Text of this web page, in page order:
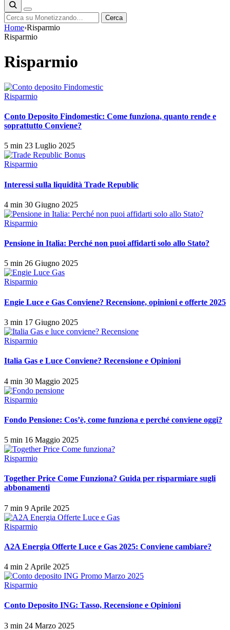
Cerca Cerca
Home›Risparmio
Risparmio
Risparmio
Risparmio
Conto Deposito Findomestic: Come funziona, quanto rende e
soprattutto Conviene?
5 min 23 Luglio 2025
Risparmio
Interessi sulla liquidità Trade Republic
4 min 30 Giugno 2025
Risparmio
Pensione in Italia: Perché non puoi affidarti solo allo Stato?
5 min 26 Giugno 2025
Risparmio
Engie Luce e Gas Conviene? Recensione, opinioni e offerte 2025
3 min 17 Giugno 2025
Risparmio
Italia Gas e Luce Conviene? Recensione e Opinioni
4 min 30 Maggio 2025
Risparmio
Fondo Pensione: Cos’è, come funziona e perché conviene oggi?
5 min 16 Maggio 2025
Risparmio
Together Price Come Funziona? Guida per risparmiare sugli
abbonamenti
7 min 9 Aprile 2025
Risparmio
A2A Energia Offerte Luce e Gas 2025: Conviene cambiare?
4 min 2 Aprile 2025
Risparmio
Conto Deposito ING: Tasso, Recensione e Opinioni
3 min 24 Marzo 2025